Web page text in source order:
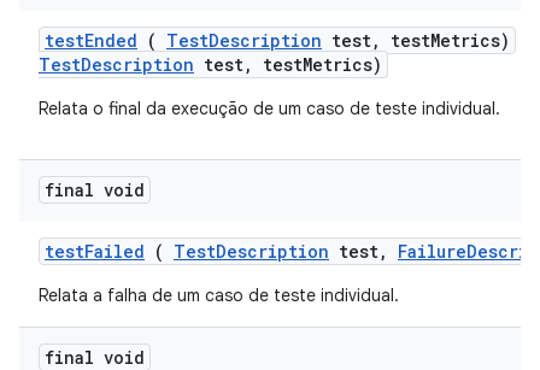
testEnded ( TestDescription test, testMetrics)
TestDescription test, testMetrics)
Relata o final da execução de um caso de teste individual.
final void
testFailed ( TestDescription test, Failure
Relata a falha de um caso de teste individual.
final void